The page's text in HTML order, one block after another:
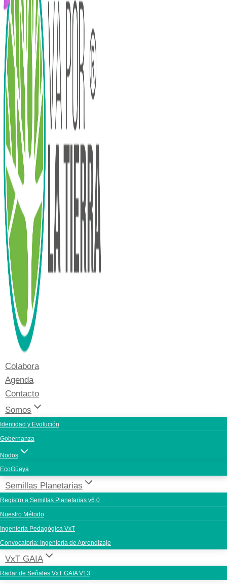
Colabora
Agenda
Contacto
Somos
Identidad y Evolución
Gobernanza
Nodos
EcoGüeya
Semillas Planetarias
Registro a Semillas Planetarias v6.0
Nuestro Método
Ingeniería Pedagógica VxT
Convocatoria: Ingeniería de Aprendizaje
VxT GAIA
Radar de Señales VxT GAIA V13